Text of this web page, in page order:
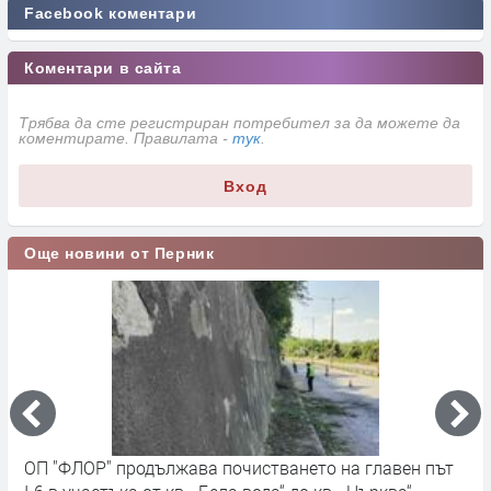
Facebook коментари
Коментари в сайта
Трябва да сте регистриран потребител за да можете да
коментирате. Правилата - тук
Вход
Още новини от Перник
ОП "ФЛОР" продължава почистването на главен път